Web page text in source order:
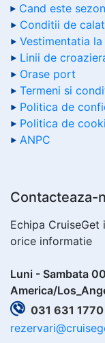
Cand este
Conditii de
Vestimentatia
Linii de
Orase port
Termeni si
Politica de
Politica de
ANPC
Contacteaza-
Echipa
orice informatie
Luni - Sambata
America/
031 631 1770